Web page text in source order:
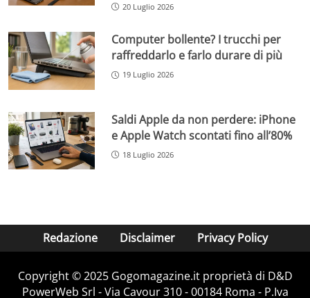
20 Luglio 2026
Computer bollente? I trucchi per
raffreddarlo e farlo durare di più
19 Luglio 2026
Saldi Apple da non perdere: iPhone
e Apple Watch scontati fino all’80%
18 Luglio 2026
Redazione Disclaimer Privacy Policy
Copyright © 2025 Gogomagazine.it proprietà di D&D
PowerWeb Srl - Via Cavour 310 - 00184 Roma - P.Iva